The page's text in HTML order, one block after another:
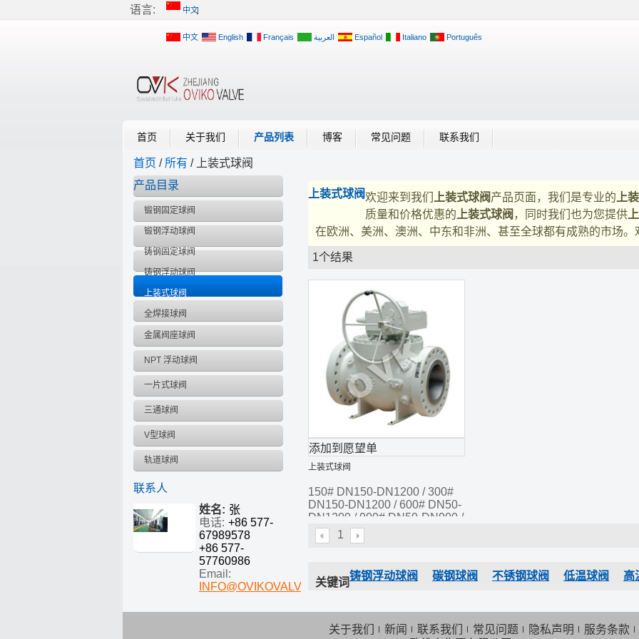
语言: 中文
中文 English Français العربية Español Italiano Português
首页 关于我们 产品列表 博客 常见问题 联系我们
首页 / 所有 /
上装式球阀
产品目录
锻钢固定球阀
锻钢浮动球阀
铸钢固定球阀
铸钢浮动球阀
上装式球阀
全焊接球阀
金属阀座球阀
NPT 浮动球阀
一片式球阀
三通球阀
V型球阀
轨道球阀
联系人
姓名: 张
电话: +86 577-
67989578
+86 577-
57760986
Email:
INFO@OVIKOVALVE.COM
上装式球阀欢迎来到我们 上装式球阀产品页面，我们是专业的 上
质量和价格优惠的 上装式球阀 ，同时我们也为您提供
在欧洲、美洲、澳洲、中东和非洲、甚至全球都有成熟的市场。
1个结果
添加到愿望单
上装式球阀
150# DN150-DN1200 / 300#
DN150-DN1200 / 600# DN50-
DN1200 / 900# DN50-DN900 /
1500# DN50-DN600 / 2500#
DN50-DN300
1
关键词
铸钢浮动球阀 碳钢球阀 不锈钢球阀 低温球阀 高
关于我们 新闻 联系我们 常见问题 隐私声明
服务条款